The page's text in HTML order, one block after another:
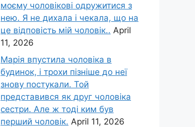
моєму чоловікові одружитися з
нею. Я не дихала і чекала, що на
це відповість мій чоловік.. April
11, 2026
Марія впустила чоловіка в
будинок, і трохи пізніше до неї
знову постукали. Той
представився як друг чоловіка
сестри. Але ж тоді ким був
перший чоловік. April 11, 2026